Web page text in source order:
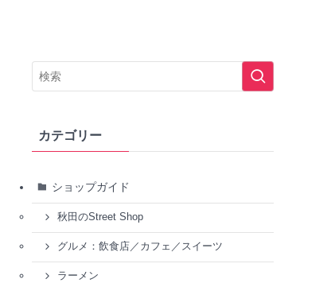
カテゴリー
ショップガイド
秋田のStreet Shop
グルメ：飲食店／カフェ／スイーツ
ラーメン